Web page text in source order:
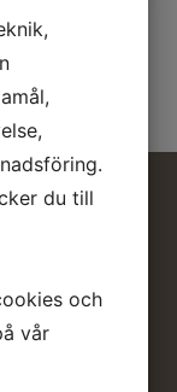
du till
och
vår